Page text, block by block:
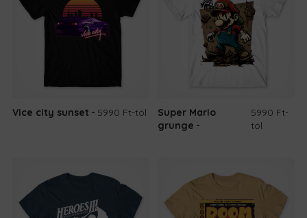
Vice city sunset 5990 Ft-tól
Super Mario
grunge
5990 Ft-
tól